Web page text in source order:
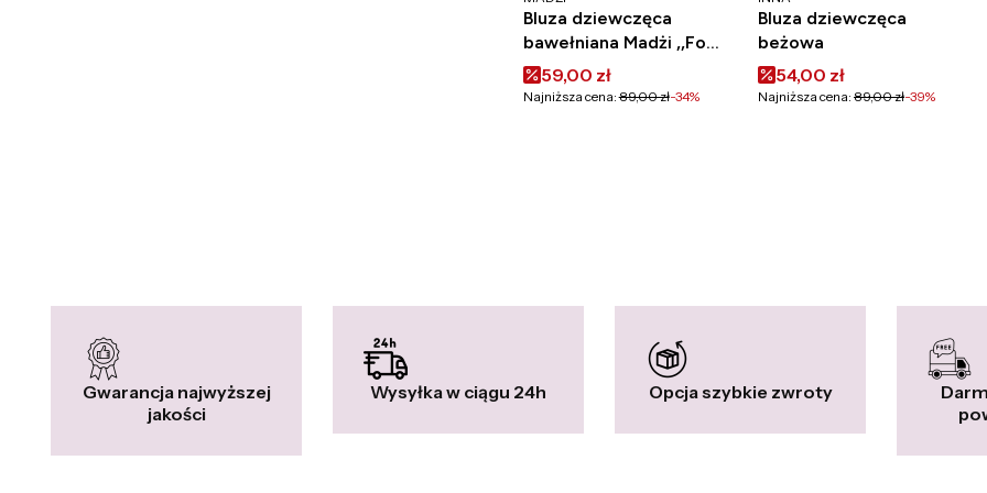
Bluza dziewczęca
bawełniana Madżi ,,For
You"
Cena promocyjna
59,00 zł
Najniższa cena:89,00 zł-34%
Bluza dziewczęca
beżowa
Cena promocyjna
54,00 zł
Najniższa cena: 89,00 zł-39%
Gwarancja najwyższej
jakości
Wysyłka w ciągu 24h Opcja szybkie zwroty